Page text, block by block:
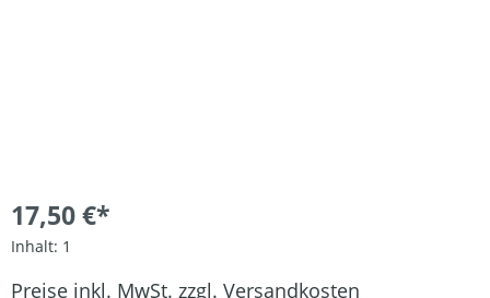
17,50 €*
Inhalt: 1
Preise inkl. MwSt. zzgl. Versandkosten